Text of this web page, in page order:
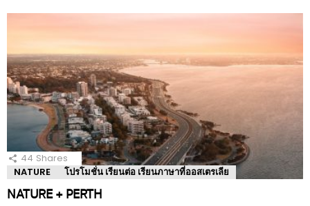
44 Shares
NATURE
โปรโมชั่น เรียนต่อ เรียนภาษาที่ออสเตรเลีย
NATURE + PERTH